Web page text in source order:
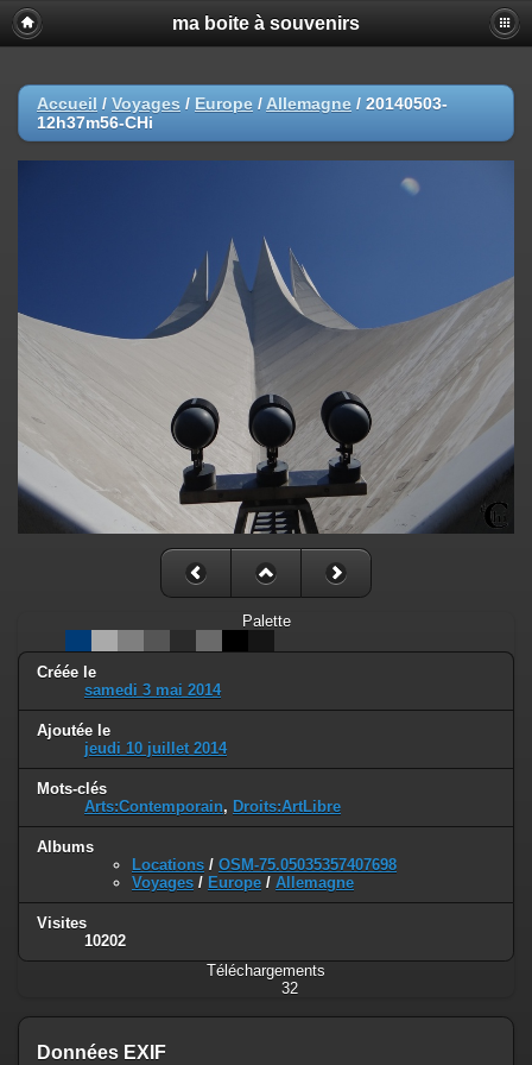
ma boite à souvenirs
Accueil / Voyages / Europe / Allemagne / 20140503-
12h37m56-CHi
Palette
Créée le
samedi 3 mai 2014
Ajoutée le
jeudi 10 juillet 2014
Mots-clés
Arts:Contemporain, Droits:ArtLibre
Albums
Locations / OSM-75.05035357407698
Voyages / Europe / Allemagne
Visites
10202
Téléchargements
32
Données EXIF